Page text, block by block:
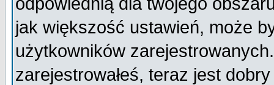
jak większość ustawień, może
użytkowników
zarejestrowałeś, teraz jest